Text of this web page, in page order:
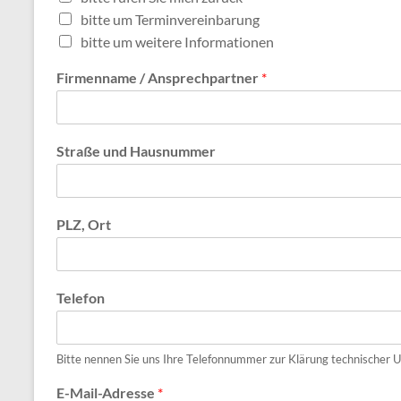
bitte um Terminvereinbarung
bitte um weitere Informationen
Firmenname / Ansprechpartner *
Straße und Hausnummer
PLZ, Ort
Telefon
Bitte nennen Sie uns Ihre Telefonnummer zur Klärung technischer
E-Mail-Adresse *